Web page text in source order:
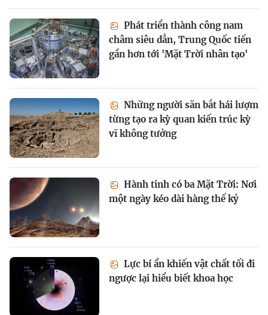
Phát triển thành công nam
châm siêu dẫn, Trung Quốc tiến
gần hơn tới 'Mặt Trời nhân tạo'
Những người săn bắt hái lượm
từng tạo ra kỳ quan kiến trúc kỳ
vĩ không tưởng
Hành tinh có ba Mặt Trời: Nơi
một ngày kéo dài hàng thế kỷ
Lực bí ẩn khiến vật chất tối đi
ngược lại hiểu biết khoa học